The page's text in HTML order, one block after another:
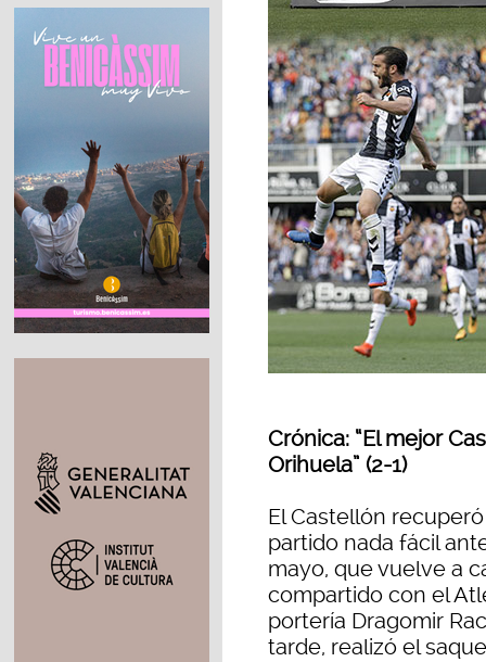
Crónica: “El mejor
Orihuela” (2-1)
El Castellón
partido nada fácil
mayo, que vuelve a
compartido con el
portería Dragomir
tarde, realizó el